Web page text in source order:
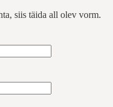
siis täida all olev vorm.